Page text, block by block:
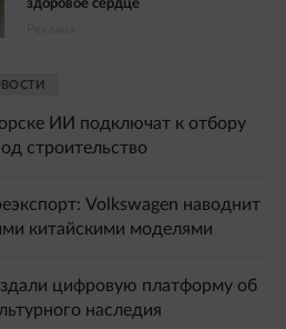
здоровое сердце
ИИ подключат к отбору
строительство
Volkswagen наводнит
китайскими моделями
цифровую платформу об
наследия